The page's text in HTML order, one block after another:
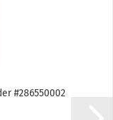
#286550002